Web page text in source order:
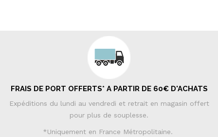
FRAIS DE PORT OFFERTS* A PARTIR DE 60€ D'ACHATS
Expéditions du lundi au vendredi et retrait en magasin offert
pour plus de souplesse.
*Uniquement en France Métropolitaine.